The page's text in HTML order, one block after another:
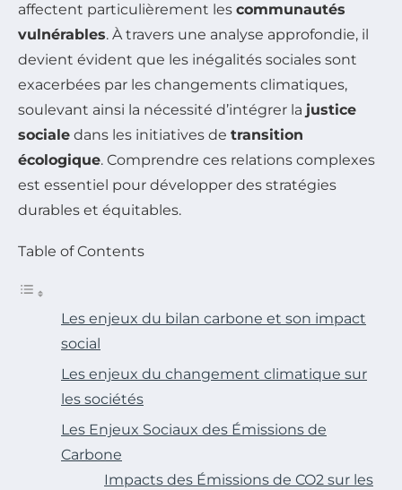
affectent particulièrement les communautés
vulnérables. À travers une analyse approfondie, il
devient évident que les inégalités sociales sont
exacerbées par les changements climatiques,
soulevant ainsi la nécessité d’intégrer la justice
sociale dans les initiatives de transition
écologique. Comprendre ces relations complexes
est essentiel pour développer des stratégies
durables et équitables.
Table of Contents
Les enjeux du bilan carbone et son impact
social
Les enjeux du changement climatique sur
les sociétés
Les Enjeux Sociaux des Émissions de
Carbone
Impacts des Émissions de CO2 sur les